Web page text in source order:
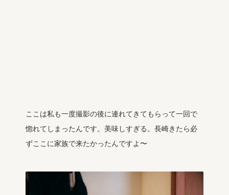
ここは私も一度撮影の後に連れてきてもらって一回で
惚れてしまったんです。美味しすぎる。長崎きたら必
ずここに家族で来たかったんですよ〜